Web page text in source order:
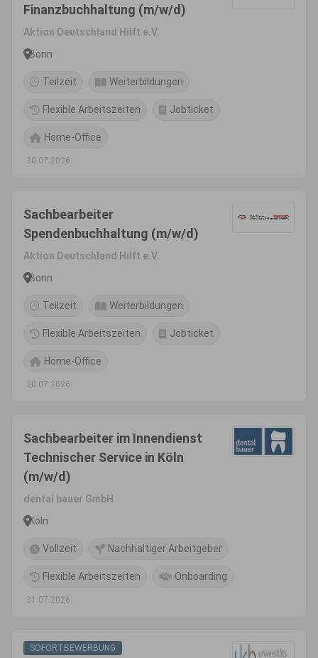
Finanzbuchhaltung (m/w/d)
Aktion Deutschland Hilft e.V.
Bonn
Teilzeit Weiterbildungen
Flexible Arbeitszeiten Jobticket
Home-Office
30.07.2026
Sachbearbeiter
Spendenbuchhaltung (m/w/d)
Aktion Deutschland Hilft e.V.
Bonn
Teilzeit Weiterbildungen
Flexible Arbeitszeiten Jobticket
Home-Office
30.07.2026
Sachbearbeiter im Innendienst
Technischer Service in Köln
(m/w/d)
dental bauer GmbH
Köln
Vollzeit Nachhaltiger Arbeitgeber
Flexible Arbeitszeiten Onboarding
31.07.2026
SOFORTBEWERBUNG